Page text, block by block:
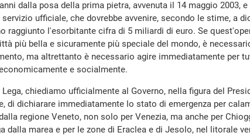
dalla posa della prima pietra, avvenuta il 14 maggio 2003, e
ufficiale, che dovrebbe avvenire, secondo le stime, a
raggiunto l'esorbitante cifra di 5 miliardi di euro. Se
più bella e sicuramente più speciale del mondo, è
ma altrettanto è necessario agire immediatamente per
e socialmente.
chiediamo ufficialmente al Governo, nella figura del
di dichiarare immediatamente lo stato di emergenza per
regione Veneto, non solo per Venezia, ma anche per
dalla marea e per le zone di Eraclea e di Jesolo, nel litorale